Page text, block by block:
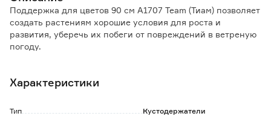
Поддержка для цветов 90 см A1707 Team (Тиам) позволяет
создать растениям хорошие условия для роста и
развития, уберечь их побеги от повреждений в ветреную
погоду.
В собранном виде самое маленькое кольцо находится
Размер колец: 22, 26, 28 и 30 см.
Характеристики
Тип Кустодержатели